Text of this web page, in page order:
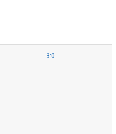
3:0